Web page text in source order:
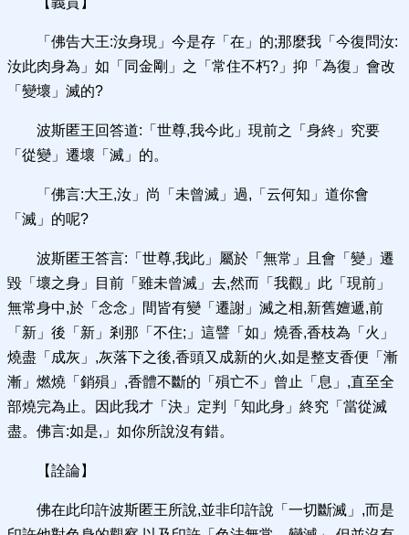
「佛告大王:汝身現」今是存「在」的;那麼我「今復問汝:
汝此肉身為」如「同金剛」之「常住不朽?」抑「為復」會改
「變壞」滅的?
波斯匿王回答道:「世尊,我今此」現前之「身終」究要
「從變」遷壞「滅」的。
「佛言:大王,汝」尚「未曾滅」過,「云何知」道你會
「滅」的呢?
波斯匿王答言:「世尊,我此」屬於「無常」且會「變」遷
毀「壞之身」目前「雖未曾滅」去,然而「我觀」此「現前」
無常身中,於「念念」間皆有變「遷謝」滅之相,新舊嬗遞,前
「新」後「新」剎那「不住;」這譬「如」燒香,香枝為「火」
燒盡「成灰」,灰落下之後,香頭又成新的火,如是整支香便「漸
漸」燃燒「銷殞」,香體不斷的「殞亡不」曾止「息」,直至全
部燒完為止。因此我才「決」定判「知此身」終究「當從滅
盡。佛言:如是,」如你所說沒有錯。
【詮論】
佛在此印許波斯匿王所說,並非印許說「一切斷滅」,而是